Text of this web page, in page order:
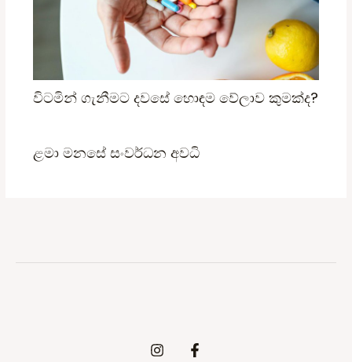
විටමින් ගැනීමට දවසේ හොඳම වේලාව කුමක්ද?
ළමා මනසේ සංවර්ධන අවධි